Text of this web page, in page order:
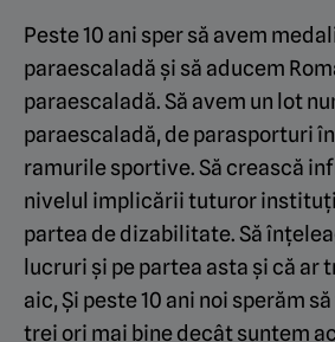
Peste 10 ani sper să avem
paraescaladă și să aducem
paraescaladă. Să avem un lot
paraescaladă, de parasporturi
ramurile sportive. Să crească
nivelul implicării tuturor
partea de dizabilitate. Să
lucruri și pe partea asta și că ar
aic, Și peste 10 ani noi sperăm
trei ori mai bine decât suntem